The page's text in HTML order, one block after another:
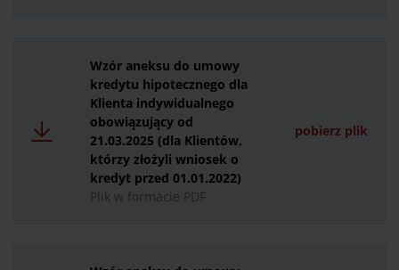
Wzór aneksu do umowy
kredytu hipotecznego dla
Klienta indywidualnego
obowiązujący od
21.03.2025 (dla Klientów,
którzy złożyli wniosek o
kredyt przed 01.01.2022)
Plik w formacie PDF
pobierz plik